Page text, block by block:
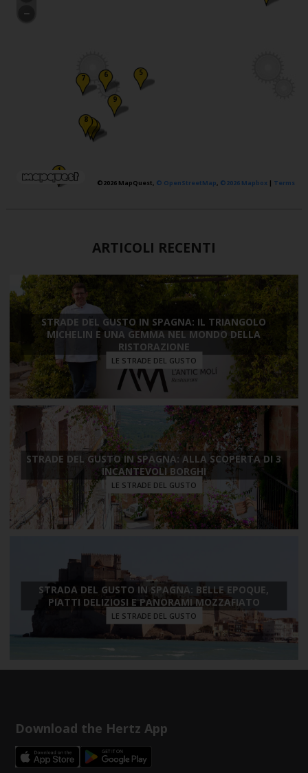
©2026 MapQuest, © OpenStreetMap, ©2026 Mapbox| Terms
1
24
5
6
7
8
9
ARTICOLI RECENTI
STRADE DEL GUSTO IN SPAGNA: IL TRIANGOLO
MICHELIN E UNA GEMMA NEL MONDO DELLA
RISTORAZIONE
LE STRADE DEL GUSTO
STRADE DEL GUSTO IN SPAGNA: ALLA SCOPERTA DI 3
INCANTEVOLI BORGHI
LE STRADE DEL GUSTO
STRADA DEL GUSTO IN SPAGNA: BELLE EPOQUE,
PIATTI DELIZIOSI E PANORAMI MOZZAFIATO
LE STRADE DEL GUSTO
Download the Hertz App